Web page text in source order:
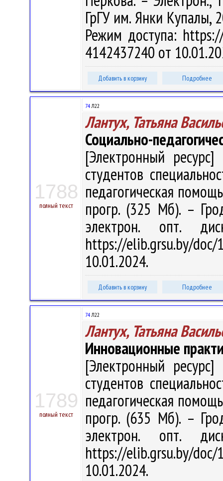
ГрГУ им. Янки Купалы,
Режим доступа:
4142437240 от
Добавить в корзину Подробнее
1788
полный текст
74Л22
Лантух, Татьяна
Социально-
[Электронный
студентов
педагогическая
прогр. (325 Мб). –
электрон. опт.
https://elib.grsu.by/
10.01.2024.
Добавить в корзину Подробнее
1789
полный текст
74Л22
Лантух, Татьяна
Инновационные
[Электронный
студентов
педагогическая
прогр. (635 Мб). –
электрон. опт.
https://elib.grsu.by/
10.01.2024.